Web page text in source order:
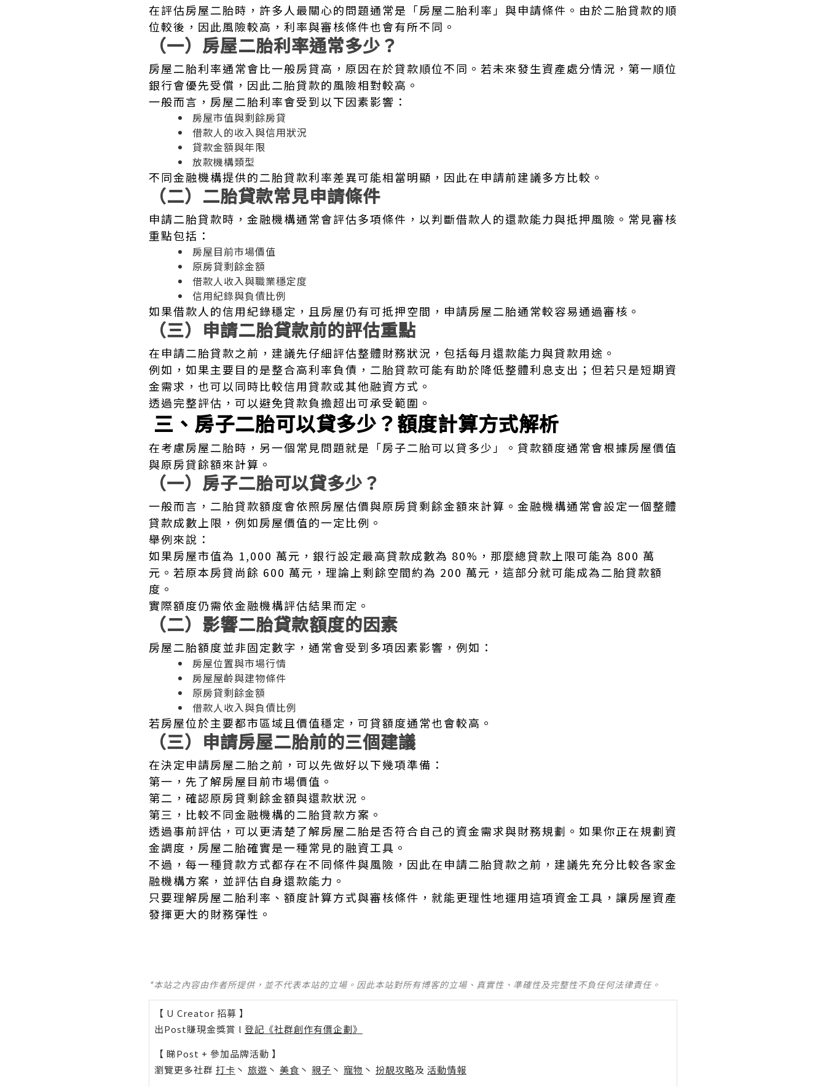
在評估房屋二胎時，許多人最關心的問題通常是「房屋二胎利率」與申請條件。由於二胎貸款的順
位較後，因此風險較高，利率與審核條件也會有所不同。
（一）房屋二胎利率通常多少？
房屋二胎利率通常會比一般房貸高，原因在於貸款順位不同。若未來發生資產處分情況，第一順位
銀行會優先受償，因此二胎貸款的風險相對較高。
一般而言，房屋二胎利率會受到以下因素影響：
房屋市值與剩餘房貸
借款人的收入與信用狀況
貸款金額與年限
放款機構類型
不同金融機構提供的二胎貸款利率差異可能相當明顯，因此在申請前建議多方比較。
（二）二胎貸款常見申請條件
申請二胎貸款時，金融機構通常會評估多項條件，以判斷借款人的還款能力與抵押風險。常見審核
重點包括：
房屋目前市場價值
原房貸剩餘金額
借款人收入與職業穩定度
信用紀錄與負債比例
如果借款人的信用紀錄穩定，且房屋仍有可抵押空間，申請房屋二胎通常較容易通過審核。
（三）申請二胎貸款前的評估重點
在申請二胎貸款之前，建議先仔細評估整體財務狀況，包括每月還款能力與貸款用途。
例如，如果主要目的是整合高利率負債，二胎貸款可能有助於降低整體利息支出；但若只是短期資
金需求，也可以同時比較信用貸款或其他融資方式。
透過完整評估，可以避免貸款負擔超出可承受範圍。
三、房子二胎可以貸多少？額度計算方式解析
在考慮房屋二胎時，另一個常見問題就是「房子二胎可以貸多少」。貸款額度通常會根據房屋價值
與原房貸餘額來計算。
（一）房子二胎可以貸多少？
一般而言，二胎貸款額度會依照房屋估價與原房貸剩餘金額來計算。金融機構通常會設定一個整體
貸款成數上限，例如房屋價值的一定比例。
舉例來說：
如果房屋市值為 1,000 萬元，銀行設定最高貸款成數為 80%，那麼總貸款上限可能為 800 萬
元。若原本房貸尚餘 600 萬元，理論上剩餘空間約為 200 萬元，這部分就可能成為二胎貸款額
度。
實際額度仍需依金融機構評估結果而定。
（二）影響二胎貸款額度的因素
房屋二胎額度並非固定數字，通常會受到多項因素影響，例如：
房屋位置與市場行情
房屋屋齡與建物條件
原房貸剩餘金額
借款人收入與負債比例
若房屋位於主要都市區域且價值穩定，可貸額度通常也會較高。
（三）申請房屋二胎前的三個建議
在決定申請房屋二胎之前，可以先做好以下幾項準備：
第一，先了解房屋目前市場價值。
第二，確認原房貸剩餘金額與還款狀況。
第三，比較不同金融機構的二胎貸款方案。
透過事前評估，可以更清楚了解房屋二胎是否符合自己的資金需求與財務規劃。如果你正在規劃資
金調度，房屋二胎確實是一種常見的融資工具。
不過，每一種貸款方式都存在不同條件與風險，因此在申請二胎貸款之前，建議先充分比較各家金
融機構方案，並評估自身還款能力。
只要理解房屋二胎利率、額度計算方式與審核條件，就能更理性地運用這項資金工具，讓房屋資產
發揮更大的財務彈性。
*本站之內容由作者所提供，並不代表本站的立場。因此本站對所有博客的立場、真實性、準確性及完整性不負任何法律責任。
【 U Creator 招募 】
出Post賺現金獎賞 l 登記《社群創作有價企劃》
【 睇Post + 參加品牌活動 】
瀏覽更多社群 打卡 丶 旅遊 丶 美食 丶 親子 丶 寵物 丶 扮靚攻略及 活動情報